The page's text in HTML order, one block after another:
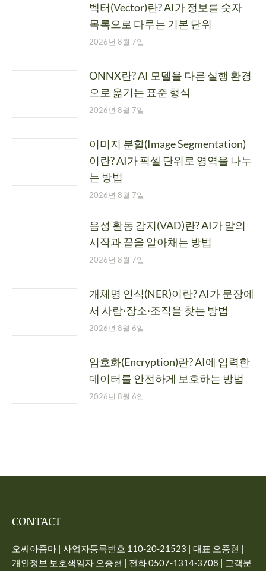
벡터(Vector)란? AI가 정보를 숫자
목록으로 다루는 기본 단위
2026년 8월 7일
ONNX란? AI 모델을 다른 실행 환경
으로 옮기는 표준 형식
2026년 8월 7일
이미지 분할(Image Segmentation)
이란? AI가 픽셀 단위로 영역을 나누
는 방법
2026년 8월 7일
음성 활동 감지(VAD)란? AI가 말의
시작과 끝을 알아채는 방법
2026년 8월 7일
개체명 인식(NER)이란? AI가 문장에
서 사람·장소·조직을 찾는 방법
2026년 8월 6일
암호화(Encryption)란? AI에 입력한
데이터를 안전하게 보호하는 방법
2026년 8월 6일
CONTACT
오씨아줌마 | 사업자등록번호 110-20-21523 | 대표 오종현 |
개인정보 보호책임자 오종현 | 전화 0507-1314-3708 | 고객문